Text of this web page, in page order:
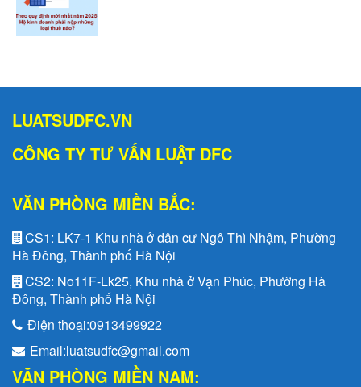
LUATSUDFC.VN
CÔNG TY TƯ VẤN LUẬT DFC
VĂN PHÒNG MIỀN BẮC:
CS1: LK7-1 Khu nhà ở dân cư Ngô Thì Nhậm, Phường
Hà Đông, Thành phố Hà Nội
CS2: No11F-Lk25, Khu nhà ở Vạn Phúc, Phường Hà
Đông, Thành phố Hà Nội
Điện thoại:0913499922
Email:luatsudfc@gmail.com
VĂN PHÒNG MIỀN NAM: